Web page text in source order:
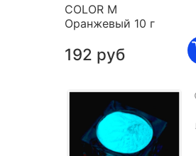
COLOR M
Оранжевый 10 г
192 руб